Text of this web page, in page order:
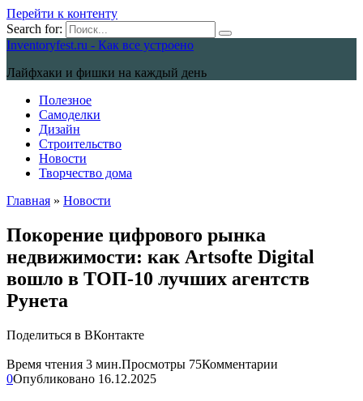
Перейти к контенту
Search for:
Inventoryfest.ru - Как все устроено
Лайфхаки и фишки на каждый день
Полезное
Самоделки
Дизайн
Строительство
Новости
Творчество дома
Главная » Новости
Покорение цифрового рынка
недвижимости: как Artsofte Digital
вошло в ТОП-10 лучших агентств
Рунета
Поделиться в ВКонтакте
Время чтения 3 мин.Просмотры 75Комментарии
0Опубликовано 16.12.2025